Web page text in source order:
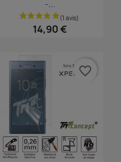
-...
14,90 €
favorite_border